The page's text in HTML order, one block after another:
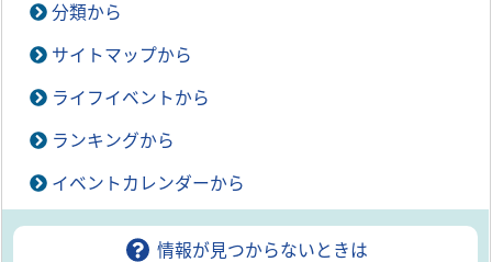
分類から
サイトマップから
ライフイベントから
ランキングから
イベントカレンダーから
情報が見つからないときは